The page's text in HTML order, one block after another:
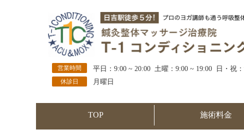
営業時間 平日：9:00 ~ 20:00 土曜：9:00 ~ 19:00 日・祝
休診日 月曜日
TOP 施術料金